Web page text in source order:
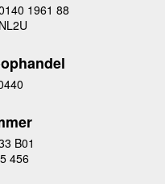
1961 88
B01
456